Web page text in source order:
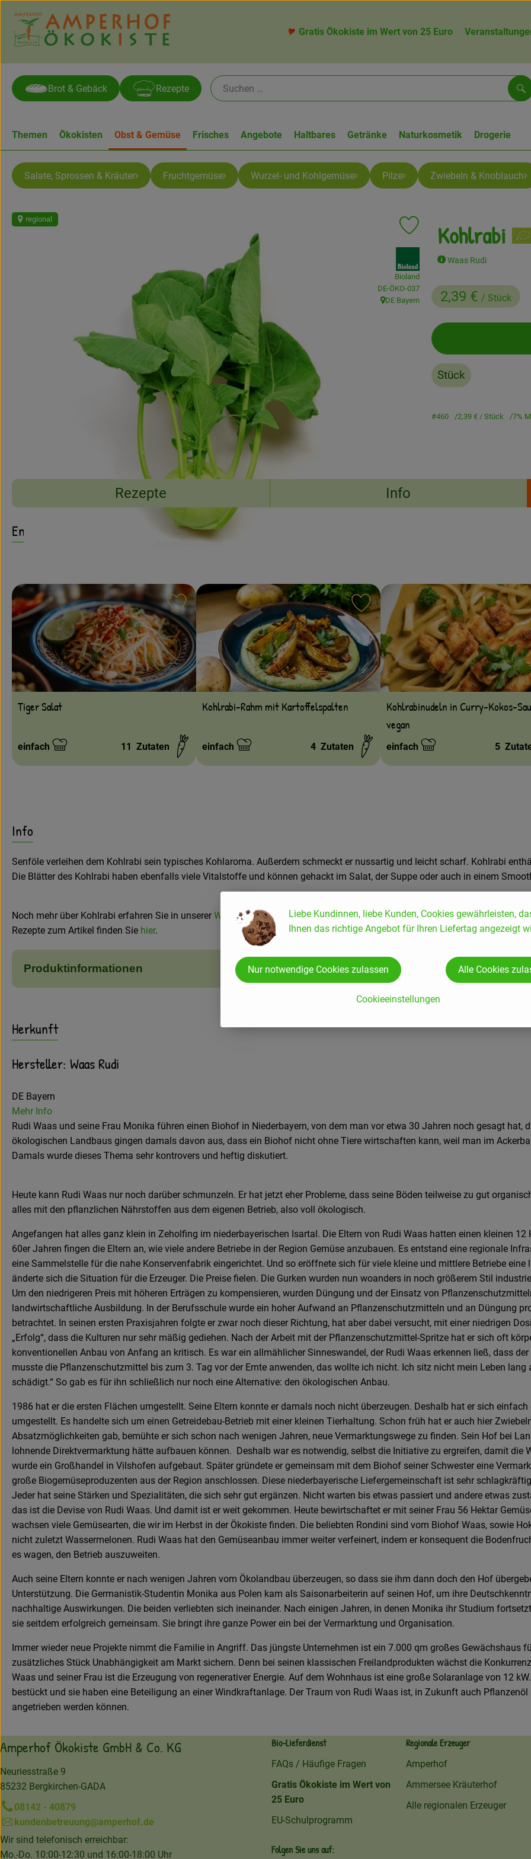
Gratis Ökokiste im Wert von 25 Euro
Brot & Gebäck Rezepte
Themen Ökokisten Obst & Gemüse Frisches Angebote Haltbares Getränke Naturkosmetik Drogerie
Salate, Sprossen & Kräuter Fruchtgemüse Wurzel- und Kohlgemüse Pilze Zwiebeln & Knoblauch
Kohlrabi
Waas Rudi
2,39 € / Stück
regional
Produkt zu Favouriten hinzufügen
Bioland
, Kontrollstelle:
DE-ÖKO-037
, Herkunft:
DE Bayern
Stück
#460 2,39 € / Stück 7%
Rezepte Info
Entdecke passende Rezepte
Tiger Salat
Schwierigkeit:
einfach 11 Zutaten
Rezept zu Favouriten hinzufügen
Kohlrabi-Rahm mit Kartoffelspalten
Schwierigkeit:
einfach 4 Zutaten
Rezept zu Favouriten hinzufügen
Kohlrabinudeln in Curry-Kokos-
vegan
Schwierigkeit:
einfach 5
Info
Senföle verleihen dem Kohlrabi sein typisches Kohlaroma. Außerdem schmeckt er nussartig und leicht scharf. Kohlrabi
Die Blätter des Kohlrabi haben ebenfalls viele Vitalstoffe und können gehackt im Salat, der Suppe oder auch in einem
Noch mehr über Kohlrabi erfahren Sie in unserer Warenkunde.
Rezepte zum Artikel finden Sie hier.
Produktinformationen
Herkunft
Hersteller: Waas Rudi
DE Bayern
Mehr Info
Rudi Waas und seine Frau Monika führen einen Biohof in Niederbayern, von dem man vor etwa 30 Jahren noch gesagt hat,
ökologischen Landbaus gingen damals davon aus, dass ein Biohof nicht ohne Tiere wirtschaften kann, weil man im
Damals wurde dieses Thema sehr kontrovers und heftig diskutiert.
Heute kann Rudi Waas nur noch darüber schmunzeln. Er hat jetzt eher Probleme, dass seine Böden teilweise zu gut
alles mit den pflanzlichen Nährstoffen aus dem eigenen Betrieb, also voll ökologisch.
Angefangen hat alles ganz klein in Zeholfing im niederbayerischen Isartal. Die Eltern von Rudi Waas hatten einen kleinen
60er Jahren fingen die Eltern an, wie viele andere Betriebe in der Region Gemüse anzubauen. Es entstand eine regionale
eine Sammelstelle für die nahe Konservenfabrik eingerichtet. Und so eröffnete sich für viele kleine und mittlere Betriebe
änderte sich die Situation für die Erzeuger. Die Preise fielen. Die Gurken wurden nun woanders in noch größerem Stil
Um den niedrigeren Preis mit höheren Erträgen zu kompensieren, wurden Düngung und der Einsatz von
landwirtschaftliche Ausbildung. In der Berufsschule wurde ein hoher Aufwand an Pflanzenschutzmitteln und an Düngung
betrachtet. In seinen ersten Praxisjahren folgte er zwar noch dieser Richtung, hat aber dabei versucht, mit einer niedrigen
„Erfolg“, dass die Kulturen nur sehr mäßig gediehen. Nach der Arbeit mit der Pflanzenschutzmittel-Spritze hat er sich oft
konventionellen Anbau von Anfang an kritisch. Es war ein allmählicher Sinneswandel, der Rudi Waas erkennen ließ, dass
musste die Pflanzenschutzmittel bis zum 3. Tag vor der Ernte anwenden, das wollte ich nicht. Ich sitz nicht mein Leben
schädigt.“ So gab es für ihn schließlich nur noch eine Alternative: den ökologischen Anbau.
1986 hat er die ersten Flächen umgestellt. Seine Eltern konnte er damals noch nicht überzeugen. Deshalb hat er sich
umgestellt. Es handelte sich um einen Getreidebau-Betrieb mit einer kleinen Tierhaltung. Schon früh hat er auch hier
Absatzmöglichkeiten gab, bemühte er sich schon nach wenigen Jahren, neue Vermarktungswege zu finden. Sein Hof bei
lohnende Direktvermarktung hätte aufbauen können. Deshalb war es notwendig, selbst die Initiative zu ergreifen, damit die
wurde ein Großhandel in Vilshofen aufgebaut. Später gründete er gemeinsam mit dem Biohof seiner Schwester eine
große Biogemüseproduzenten aus der Region anschlossen. Diese niederbayerische Liefergemeinschaft ist sehr
Jeder hat seine Stärken und Spezialitäten, die sich sehr gut ergänzen. Nicht warten bis etwas passiert und andere etwas
das ist die Devise von Rudi Waas. Und damit ist er weit gekommen. Heute bewirtschaftet er mit seiner Frau 56 Hektar
wachsen viele Gemüsearten, die wir im Herbst in der Ökokiste finden. Die beliebten Rondini sind vom Biohof Waas, sowie
nicht zuletzt Wassermelonen. Rudi Waas hat den Gemüseanbau immer weiter verfeinert, indem er konsequent die
es wagen, den Betrieb auszuweiten.
Auch seine Eltern konnte er nach wenigen Jahren vom Ökolandbau überzeugen, so dass sie ihm dann doch den Hof
Unterstützung. Die Germanistik-Studentin Monika aus Polen kam als Saisonarbeiterin auf seinen Hof, um ihre
nachhaltige Auswirkungen. Die beiden verliebten sich ineinander. Nach einigen Jahren, in denen Monika ihr Studium
sie seitdem erfolgreich gemeinsam. Sie bringt ihre ganze Power ein bei der Vermarktung und Organisation.
Immer wieder neue Projekte nimmt die Familie in Angriff. Das jüngste Unternehmen ist ein 7.000 qm großes Gewächshaus
zusätzliches Stück Unabhängigkeit am Markt sichern. Denn bei seinen klassischen Freilandprodukten wächst die
Waas und seiner Frau ist die Erzeugung von regenerativer Energie. Auf dem Wohnhaus ist eine große Solaranlage von 12
bestückt und sie haben eine Beteiligung an einer Windkraftanlage. Der Traum von Rudi Waas ist, in Zukunft auch
angetrieben werden können.
Amperhof Ökokiste GmbH & Co. KG
Neuriesstraße 9
85232 Bergkirchen-GADA
08142 - 40879
kundenbetreuung@amperhof.de
Wir sind telefonisch erreichbar:
Mo.-Do. 10:00-12:30 und 16:00-18:00 Uhr
Bio-Lieferdienst
FAQs / Häufige Fragen
Gratis Ökokiste im Wert von
25 Euro
EU-Schulprogramm
Regionale Erzeuger
Amperhof
Ammersee Kräuterhof
Alle regionalen Erzeuger
Folgen Sie uns auf:
Liebe Kundinnen, liebe Kunden, Cookies gewährleisten,
Ihnen das richtige Angebot für Ihren Liefertag angezeigt
Cookieeinstellungen
Nur notwendige Cookies zulassen Alle Cookies